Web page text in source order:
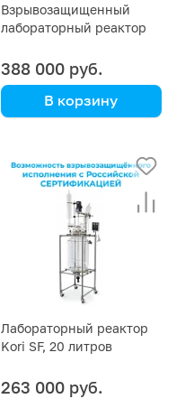
Взрывозащищенный
лабораторный реактор
388 000 руб.
В корзину
Лабораторный реактор
Kori SF, 20 литров
263 000 руб.